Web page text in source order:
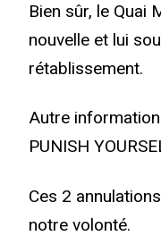
Bien sûr, le Quai
nouvelle et lui
rétablissement.
Autre
PUNISH
Ces 2
notre volonté.